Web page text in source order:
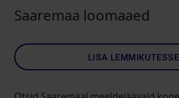
Saaremaa loomaaed
LISA LEMMIKUTESSE